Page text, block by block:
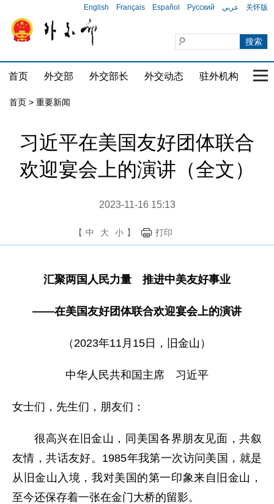
English Français Español Русский عربي 关怀版
首页 外交部 外交部长 外交动态 驻外机构 国
首页 > 重要新闻
习近平在美国友好团体联合
欢迎宴会上的演讲（全文）
2023-11-16 15:13
【 中 大 小 】 打印
汇聚两国人民力量 推进中美友好事业
——在美国友好团体联合欢迎宴会上的演讲
（2023年11月15日，旧金山）
中华人民共和国主席 习近平
女士们，先生们，朋友们：
很高兴在旧金山，同美国各界朋友见面，共叙
友情，共话友好。1985年我第一次访问美国，就是
从旧金山入境，我对美国的第一印象来自旧金山，
至今还保存着一张在金门大桥的留影。